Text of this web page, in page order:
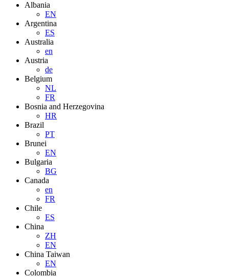
Albania
EN
Argentina
ES
Australia
en
Austria
de
Belgium
NL
FR
Bosnia and Herzegovina
HR
Brazil
PT
Brunei
EN
Bulgaria
BG
Canada
en
FR
Chile
ES
China
ZH
EN
China Taiwan
EN
Colombia